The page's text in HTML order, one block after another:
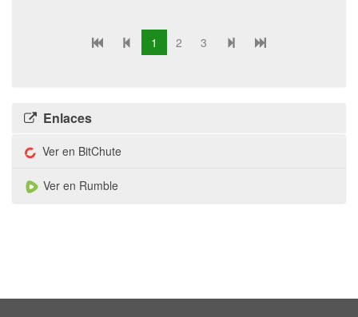
1 2 3
Enlaces
Ver en BitChute
Ver en Rumble